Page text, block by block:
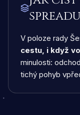
spreadu
V poloze rady
cestu, i když
minulosti:
tichý pohyb